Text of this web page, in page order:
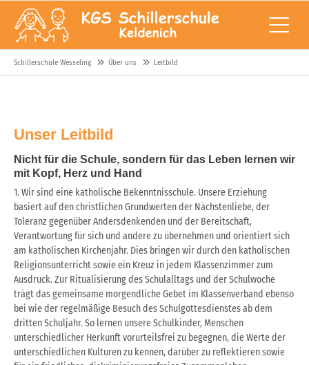
Schillerschule Wesseling Über uns Leitbild
Unser Leitbild
Nicht für die Schule, sondern für das Leben lernen wir
mit Kopf, Herz und Hand
1. Wir sind eine katholische Bekenntnisschule. Unsere Erziehung
basiert auf den christlichen Grundwerten der Nächstenliebe, der
Toleranz gegenüber Andersdenkenden und der Bereitschaft,
Verantwortung für sich und andere zu übernehmen und orientiert sich
am katholischen Kirchenjahr. Dies bringen wir durch den katholischen
Religionsunterricht sowie ein Kreuz in jedem Klassenzimmer zum
Ausdruck. Zur Ritualisierung des Schulalltags und der Schulwoche
trägt das gemeinsame morgendliche Gebet im Klassenverband ebenso
bei wie der regelmäßige Besuch des Schulgottesdienstes ab dem
dritten Schuljahr. So lernen unsere Schulkinder, Menschen
unterschiedlicher Herkunft vorurteilsfrei zu begegnen, die Werte der
unterschiedlichen Kulturen zu kennen, darüber zu reflektieren sowie